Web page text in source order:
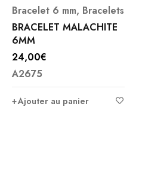
Bracelet 8 mm, Bracelets
,
Jaspe mokaïte ou
BRACELET JASPE
MOKAITE 8MM